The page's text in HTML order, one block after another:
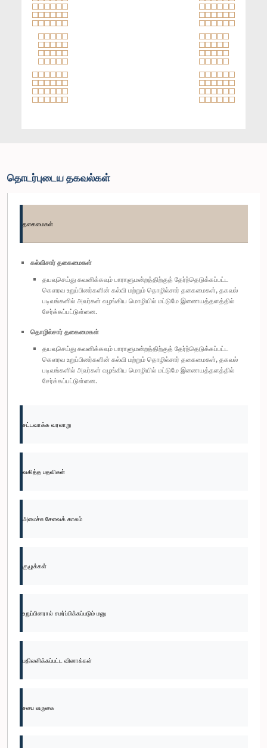
தொடர்புடைய தகவல்கள்
தகைமைகள்
கல்விசார் தகைமைகள்
தயவுசெய்து கவனிக்கவும் பாராளுமன்றத்திற்குத் தேர்ந்தெடுக்கப்பட்ட
கௌரவ உறுப்பினர்களின் கல்வி மற்றும் தொழில்சார் தகைமைகள், தகவல்
படிவங்களில் அவர்கள் வழங்கிய மொழியில் மட்டுமே இணையத்தளத்தில்
சேர்க்கப்பட்டுள்ளன.
தொழில்சார் தகைமைகள்
தயவுசெய்து கவனிக்கவும் பாராளுமன்றத்திற்குத் தேர்ந்தெடுக்கப்பட்ட
கௌரவ உறுப்பினர்களின் கல்வி மற்றும் தொழில்சார் தகைமைகள், தகவல்
படிவங்களில் அவர்கள் வழங்கிய மொழியில் மட்டுமே இணையத்தளத்தில்
சேர்க்கப்பட்டுள்ளன.
சட்டவாக்க வரலாறு
வகித்த பதவிகள்
அமைச்சு சேவைக் காலம்
குழுக்கள்
உறுப்பினரால் சமர்ப்பிக்கப்படும் மனு
பதிலளிக்கப்பட்ட வினாக்கள்
சபை வருகை